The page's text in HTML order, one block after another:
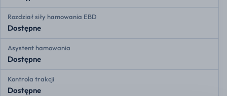
Rozdział siły hamowania EBD
Dostępne
Asystent hamowania
Dostępne
Kontrola trakcji
Dostępne